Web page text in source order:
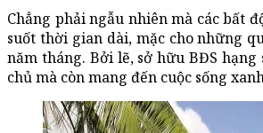
Chẳng phải ngẫu nhiên mà các bất
suốt thời gian dài, mặc cho những
năm tháng. Bởi lẽ, sở hữu BĐS
chủ mà còn mang đến cuộc sống